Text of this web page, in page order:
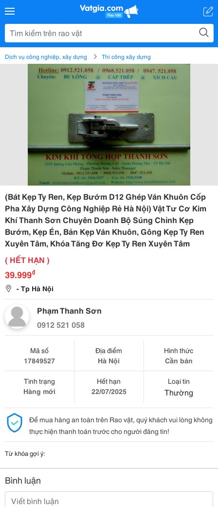
Dịch vụ công nghiệp, xây dựng Thi công xây dựng
(Bát Kẹp Ty Ren, Kẹp Bướm D12 Ghép Ván Khuôn Cốp
Pha Xây Dựng Công Nghiệp Rẻ Hà Nội) Vật Tư Cơ Kim
Khí Thanh Sơn Chuyên Doanh Bộ Súng Chỉnh Kẹp
Bướm, Kẹp Én, Bản Kẹp Ván Khuôn, Gông Kẹp Ty Ren
Xuyên Tâm, Khóa Tăng Đơ Kẹp Ty Ren Xuyên Tâm
( HẾT HẠN )
39.999₫
- Tp Hà Nội
Phạm Thanh Sơn
0912 521 058
Mã số
17849527
Địa điểm
Hà Nội
Hình thức
Cần bán
Tình trạng
Hàng mới
Hết hạn
22/07/2025
Loại tin
Thường
Để mua hàng an toàn trên Rao vặt, quý khách vui lòng không
thực hiện thanh toán trước cho người đăng tin!
Từ khóa gợi ý:
Bình luận